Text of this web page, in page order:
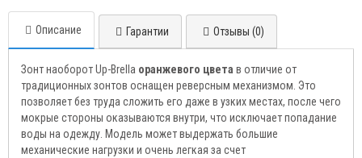
Описание Гарантии Отзывы (0)
Зонт наоборот Up-Brella оранжевого цвета в отличие от
традиционных зонтов оснащен реверсным механизмом. Это
позволяет без труда сложить его даже в узких местах, после чего
мокрые стороны оказываются внутри, что исключает попадание
воды на одежду. Модель может выдержать большие
механические нагрузки и очень легкая за счет